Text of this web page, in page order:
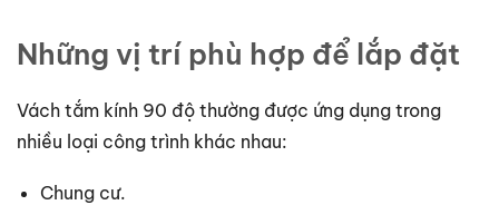
Những vị trí phù hợp để lắp đặt
Vách tắm kính 90 độ thường được ứng dụng trong
nhiều loại công trình khác nhau:
Chung cư.